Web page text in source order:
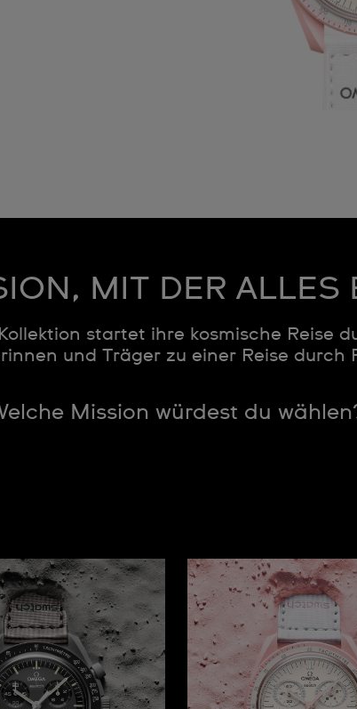
MIT DER ALLES
startet ihre kosmische Reise
und Träger zu einer Reise durch
Mission würdest du